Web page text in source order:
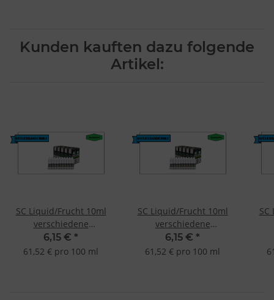
Kunden kauften dazu folgende
Artikel:
SC Liquid/Frucht 10ml
verschiedene
Geschmacksrichtungen
Menthol-Himbeere 0mg
6,15 € *
61,52 € pro 100 ml
SC Liquid/Frucht 10ml
verschiedene
Geschmacksrichtungen
Menthol-Kirsche 0mg
6,15 € *
61,52 € pro 100 ml